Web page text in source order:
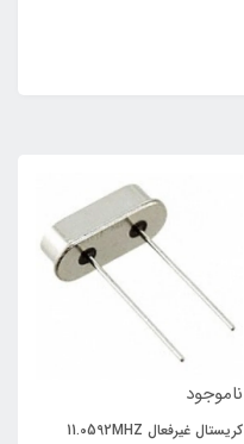
ناموجود
کریستال غیرفعال 11.0592MHZ